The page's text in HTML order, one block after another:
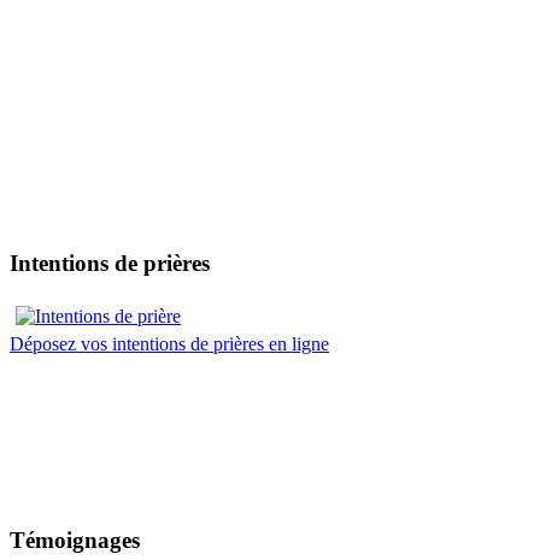
Intentions de prières
Déposez vos intentions de prières en ligne
Témoignages